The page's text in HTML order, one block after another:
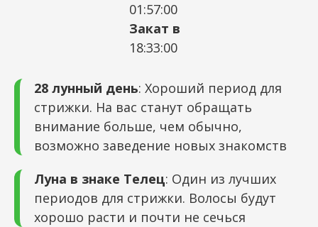
01:57:00
Закат в
18:33:00
28 лунный день: Хороший период для
стрижки. На вас станут обращать
внимание больше, чем обычно,
возможно заведение новых знакомств
Луна в знаке Телец: Один из лучших
периодов для стрижки. Волосы будут
хорошо расти и почти не сечься